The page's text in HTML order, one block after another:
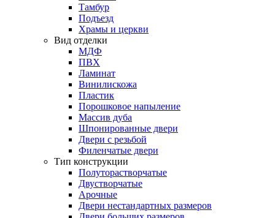
Тамбур
Подъезд
Храмы и церкви
Вид отделки
МДФ
ПВХ
Ламинат
Винилискожа
Пластик
Порошковое напыление
Массив дуба
Шпонированные двери
Двери с резьбой
Филенчатые двери
Тип конструкции
Полуторастворчатые
Двустворчатые
Арочные
Двери нестандартных размеров